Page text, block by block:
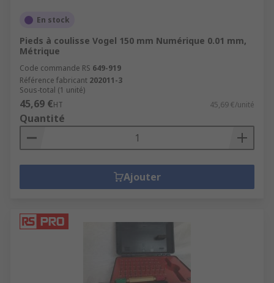
En stock
Pieds à coulisse Vogel 150 mm Numérique 0.01 mm,
Métrique
Code commande RS 649-919
Référence fabricant 202011-3
Sous-total (1 unité)
45,69 €HT 45,69 €/unité
Quantité
Ajouter